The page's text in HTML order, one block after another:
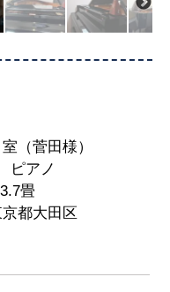
（菅田様）
アノ
畳
都大田区